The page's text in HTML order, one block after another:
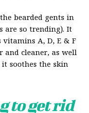
bearded gents in
are so trending). It
A, D, E & F
and cleaner, as well
soothes the skin
to get rid